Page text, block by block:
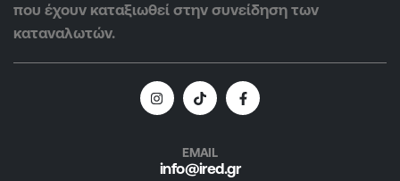
που έχουν καταξιωθεί στην συνείδηση των
καταναλωτών.
EMAIL
info@ired.gr